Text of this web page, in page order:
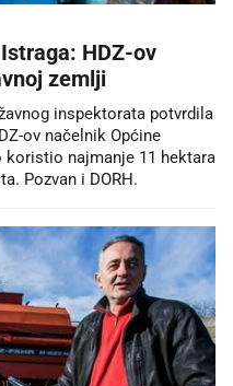
HDZ-ov
zemlji
inspektorata potvrdila
ov načelnik Općine
koristio najmanje 11 hektara
Pozvan i DORH.